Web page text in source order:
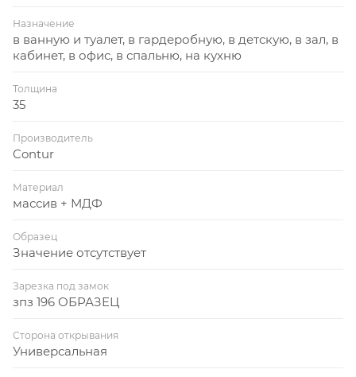
Назначение
в ванную и туалет, в гардеробную, в детскую, в зал, в
кабинет, в офис, в спальню, на кухню
Толщина
35
Производитель
Contur
Материал
массив + МДФ
Образец
Значение отсутствует
Зарезка под замок
зпз 196 ОБРАЗЕЦ
Сторона открывания
Универсальная